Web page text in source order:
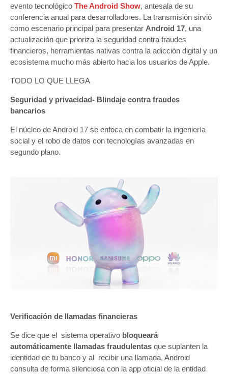
evento tecnológico The Android Show, antesala de su
conferencia anual para desarrolladores. La transmisión sirvió
como escenario principal para presentar Android 17, una
actualización que prioriza la seguridad contra fraudes
financieros, herramientas nativas contra la adicción digital y un
ecosistema mucho más abierto hacia los usuarios de Apple.
TODO LO QUE LLEGA
Seguridad y privacidad- Blindaje contra fraudes
bancarios
El núcleo de Android 17 se enfoca en combatir la ingeniería
social y el robo de datos con tecnologías avanzadas en
segundo plano.
Verificación de llamadas financieras
Se dice que el sistema operativo bloqueará
automáticamente llamadas fraudulentas que suplanten la
identidad de tu banco y al recibir una llamada, Android
consulta de forma silenciosa con la app oficial de la entidad